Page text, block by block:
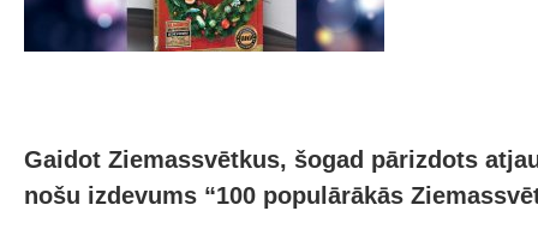
Gaidot Ziemassvētkus, šogad pārizdots
nošu izdevums “100 populārākās